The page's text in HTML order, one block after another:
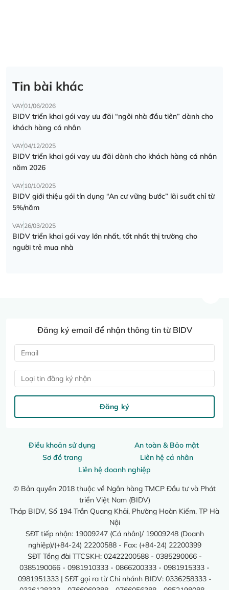
Tin bài khác
VAY01/06/2026
BIDV triển khai gói vay ưu đãi “ngôi nhà đầu tiên” dành cho
khách hàng cá nhân
VAY04/12/2025
BIDV triển khai gói vay ưu đãi dành cho khách hàng cá nhân
năm 2026
VAY10/10/2025
BIDV giới thiệu gói tín dụng “An cư vững bước” lãi suất chỉ từ
5%/năm
VAY26/03/2025
BIDV triển khai gói vay lớn nhất, tốt nhất thị trường cho
người trẻ mua nhà
Điều khoản sử dụng
An toàn & Bảo mật
Sơ đồ trang
Liên hệ cá nhân
Liên hệ doanh nghiệp
© Bản quyền 2018 thuộc về Ngân hàng TMCP Đầu tư và Phát
triển Việt Nam (BIDV)
Tháp BIDV, Số 194 Trần Quang Khải, Phường Hoàn Kiếm, TP Hà
Nội
SĐT tiếp nhận: 19009247 (Cá nhân)/ 19009248 (Doanh
nghiệp)/(+84-24) 22200588 - Fax: (+84-24) 22200399
SĐT Tổng đài TTCSKH: 02422200588 - 0385290066 -
0385190066 - 0981910333 - 0866200333 - 0981915333 -
0981951333 | SĐT gọi ra từ Chi nhánh BIDV: 0336258333 -
Đăng ký email để nhận thông tin từ BIDV
Loại tin đăng ký nhận
Đăng ký